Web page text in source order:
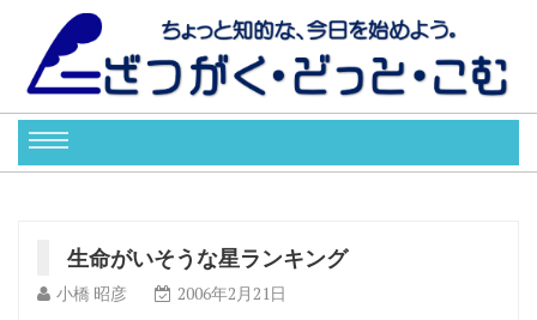
生命がいそうな星ランキング
小橋 昭彦 2006年2月21日